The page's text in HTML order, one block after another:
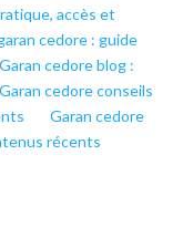
accès et
cedore : guide
Garan cedore blog :
Garan cedore conseils
Garan cedore
récents